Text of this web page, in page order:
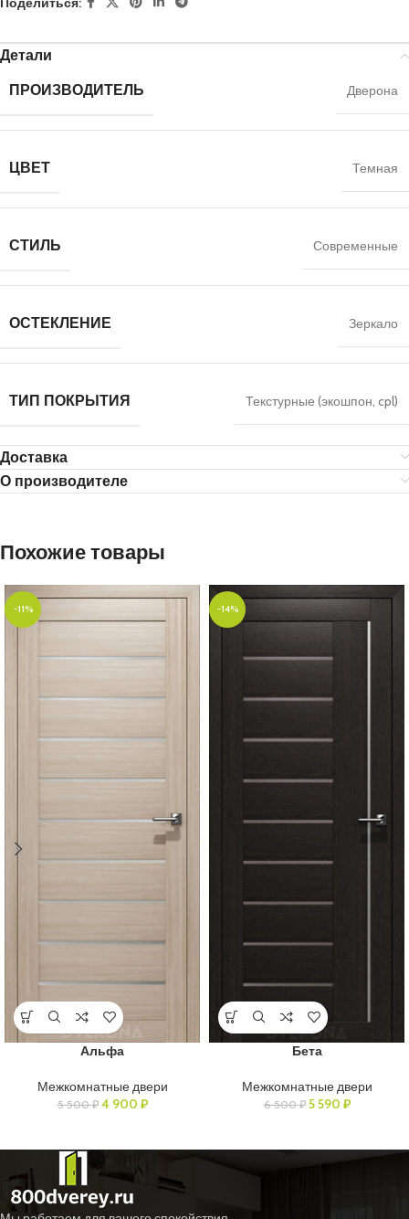
Детали
ПРОИЗВОДИТЕЛЬ
Дверона
ЦВЕТ Темная
СТИЛЬ Современные
ОСТЕКЛЕНИЕ Зеркало
ТИП ПОКРЫТИЯ Текстурные (экошпон, cpl)
Доставка
О производителе
Похожие товары
-11%
Альфа
Межкомнатные двери
5 500₽ 4 900 ₽
-14%
Бета
Межкомнатные двери
6 500₽ 5 590 ₽